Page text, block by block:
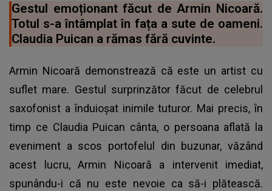
Gestul emoționant făcut de Armin Nicoară.
Totul s-a întâmplat în fața a sute de oameni.
Claudia Puican a rămas fără cuvinte.
Armin Nicoară demonstrează că este un artist cu
suflet mare. Gestul surprinzător făcut de celebrul
saxofonist a înduioșat inimile tuturor. Mai precis, în
timp ce Claudia Puican cânta, o persoana aflată la
eveniment a scos portofelul din buzunar, văzând
acest lucru, Armin Nicoară a intervenit imediat,
spunându-i că nu este nevoie ca să-i plătească.